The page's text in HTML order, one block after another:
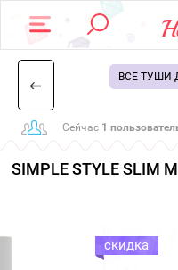
ВСЕ ТУШИ
Сейчас 1
SIMPLE STYLE SLIM